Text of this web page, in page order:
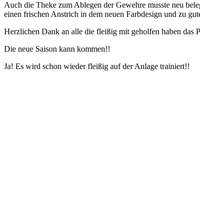
Auch die Theke zum Ablegen der Gewehre musste neu
einen frischen Anstrich in dem neuen Farbdesign und zu
Herzlichen Dank an alle die fleißig mit geholfen haben das
Die neue Saison kann kommen!!
Ja! Es wird schon wieder fleißig auf der Anlage trainiert!!